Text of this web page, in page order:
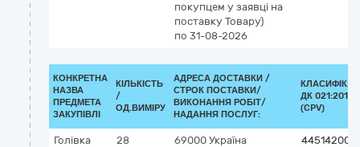
покупцем у заявці на
поставку Товару)
по 31-08-2026
КОНКРЕТНА
НАЗВА
ПРЕДМЕТА
ЗАКУПІВЛІ
КІЛЬКІСТЬ
/
ОД.ВИМІРУ
АДРЕСА ДОСТАВКИ /
СТРОК ПОСТАВКИ/
ВИКОНАННЯ РОБІТ/
НАДАННЯ ПОСЛУГ:
ДК 021:2015
(CPV)
Голівка
28
69000 Україна
44514200-